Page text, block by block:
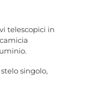
telescopici in
singolo,